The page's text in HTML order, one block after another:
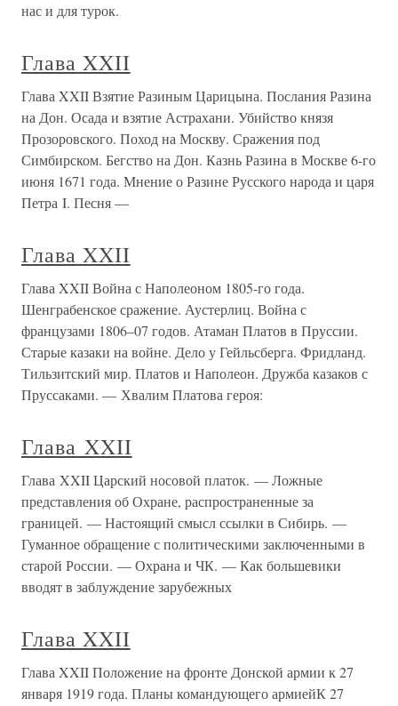
нас и для турок.
Глава XXII
Глава XXII Взятие Разиным Царицына. Послания Разина
на Дон. Осада и взятие Астрахани. Убийство князя
Прозоровского. Поход на Москву. Сражения под
Симбирском. Бегство на Дон. Казнь Разина в Москве 6-го
июня 1671 года. Мнение о Разине Русского народа и царя
Петра I. Песня —
Глава XXII
Глава XXII Война с Наполеоном 1805-го года.
Шенграбенское сражение. Аустерлиц. Война с
французами 1806–07 годов. Атаман Платов в Пруссии.
Старые казаки на войне. Дело у Гейльсберга. Фридланд.
Тильзитский мир. Платов и Наполеон. Дружба казаков с
Пруссаками. — Хвалим Платова героя:
Глава XXII
Глава XXII Царский носовой платок. — Ложные
представления об Охране, распространенные за
границей. — Настоящий смысл ссылки в Сибирь. —
Гуманное обращение с политическими заключенными в
старой России. — Охрана и ЧК. — Как большевики
вводят в заблуждение зарубежных
Глава XXII
Глава XXII Положение на фронте Донской армии к 27
января 1919 года. Планы командующего армиейК 27